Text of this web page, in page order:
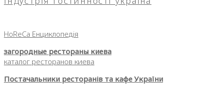
HoReCa Енциклопедія
загородные рестораны киева
каталог ресторанов киева
Постачальники ресторанів та кафе України